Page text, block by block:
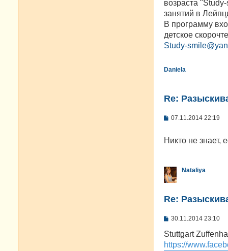
и
е
возраста
занятий в
В программу
детское
Study-
Daniela
Re:
С
б
и
е
07.11.2014 22:19
Никто не знает,
Nataliya
Re:
С
о
щ
30.11.2014 23:10
Stuttgart
https://